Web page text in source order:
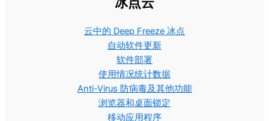
云中的 Deep Freeze 冰点
自动软件更新
软件部署
使用情况统计数据
Anti-Virus 防病毒及其他功能
浏览器和桌面锁定
移动应用程序